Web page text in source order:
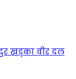
खड्का वीर दल